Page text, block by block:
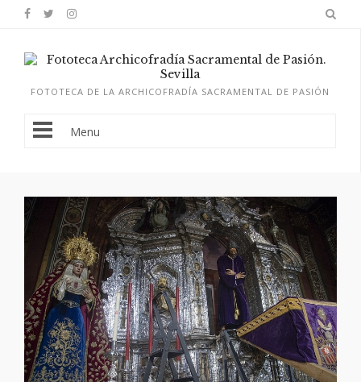
FOTOTECA DE LA ARCHICOFRADÍA SACRAMENTAL DE PASIÓN
Menu